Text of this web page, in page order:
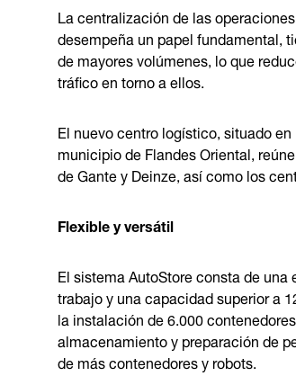
La centralización de las
desempeña un papel fundamental,
de mayores volúmenes, lo que
tráfico en torno a ellos.
El nuevo centro logístico, situado
municipio de Flandes Oriental,
de Gante y Deinze, así como los
Flexible y versátil
El sistema AutoStore consta de
trabajo y una capacidad superior a
la instalación de 6.000
almacenamiento y preparación de
de más contenedores y robots.